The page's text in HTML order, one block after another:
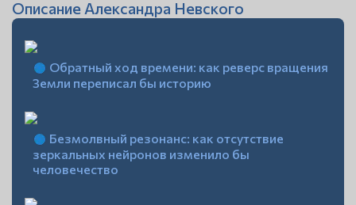
Описание Александра Невского
Обратный ход времени: как реверс вращения
Земли переписал бы историю
Безмолвный резонанс: как отсутствие
зеркальных нейронов изменило бы
человечество